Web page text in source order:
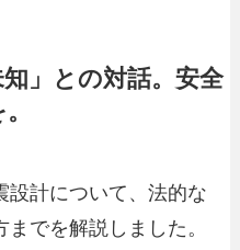
」との対話。安全
設計について、法的な
でを解説しました。